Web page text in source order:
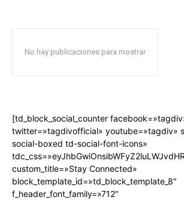
No hay publicaciones para mostrar
[td_block_social_counter
twitter=»tagdivofficial» youtube=»tagdiv»
social-boxed td-social-font-icons»
custom_title=»Stay Connected»
block_template_id=»td_block_template_8″
f_header_font_family=»712″